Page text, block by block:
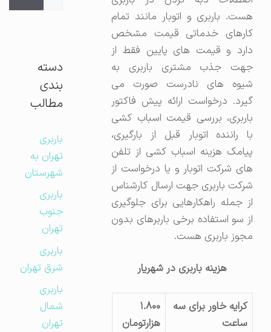
هست. باربری و اتوبار مانند تمام
کارهای خدماتی قیمت مشخص
دارد و قیمت های پایین فقط از
جهت جذب مشتری باربری به
شیوه های نادرست صورت می
گیرد. درخواست ارائه پیش فاکتور
باربری، بررسی قیمت اسباب کشی
با راننده اتوبار قبل از بارگیری،
پیامک هزینه اسباب کشی از تلفن
های شرکت اتوبار و یا درخواست از
شرکت باربری جهت ارسال کارشناس
از جمله راهکارهایی برای جلوگیری
از سو استفاده برخی باربرهای بدون
مجوز باربری هست.
هزینه باربری در شهریار
کرایه خاور برای سه
ساعت
۱.۸۰۰
هزارتومان
دسته
بندی
مطالب
باربری
تهران به
شهرستان
باربری
جنوب
تهران
باربری
شرق تهران
باربری
شمال
تهران